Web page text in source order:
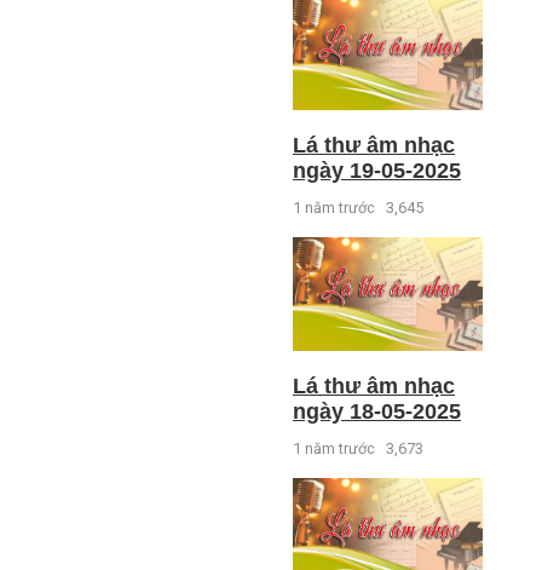
Lá thư âm nhạc
ngày 19-05-2025
1 năm trước 3,645
Lá thư âm nhạc
ngày 18-05-2025
1 năm trước 3,673